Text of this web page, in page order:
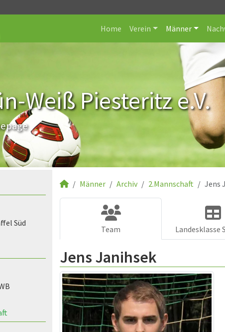
Home Verein Männer
Weiß Piesteritz e.V.
Süd
Männer Archiv 2.Mannschaft Jens
Team Landesklasse
Jens Janihsek